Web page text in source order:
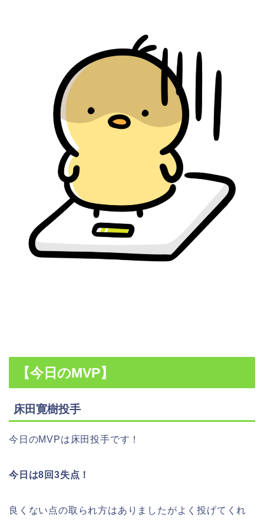
【今日のMVP】
床田寛樹投手
今日のMVPは床田投手です！
今日は8回3失点！
良くない点の取られ方はありましたがよく投げてくれ